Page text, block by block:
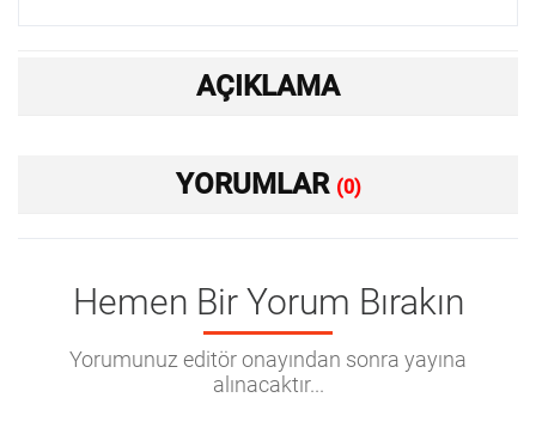
AÇIKLAMA
YORUMLAR (0)
Hemen Bir Yorum Bırakın
Yorumunuz editör onayından sonra yayına
alınacaktır...